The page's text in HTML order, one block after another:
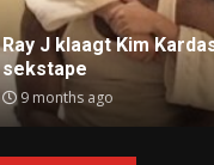
Ray J klaagt Kim
sekstape
9 months ago